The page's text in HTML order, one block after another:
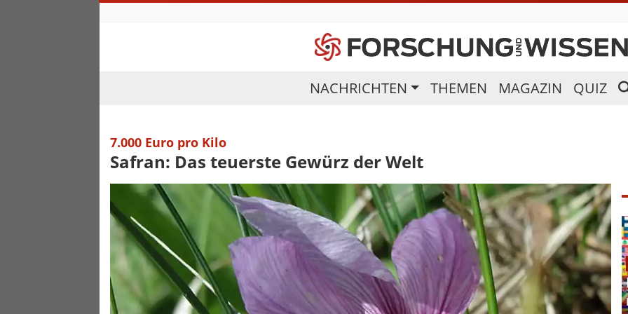
NACHRICHTEN THEMEN MAGAZIN QUIZ
7.000 Euro pro Kilo
Safran: Das teuerste Gewürz der Welt